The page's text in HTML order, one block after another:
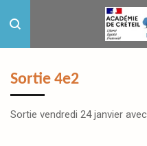
au
contenu
Sortie 4e2
Sortie vendredi 24 janvier